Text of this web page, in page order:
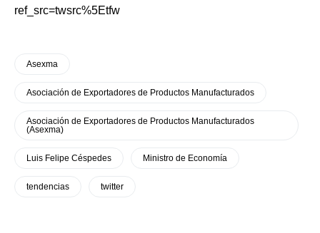
ref_src=twsrc%5Etfw
Asexma
Asociación de Exportadores de Productos Manufacturados
Asociación de Exportadores de Productos Manufacturados
(Asexma)
Luis Felipe Céspedes Ministro de Economía
tendencias twitter